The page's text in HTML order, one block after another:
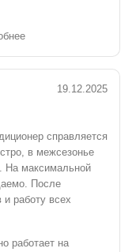
19.12.2025
справляется
в межсезонье
На максимальной
После
и работу всех
работает на